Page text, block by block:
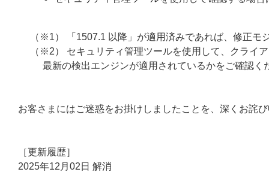
（※1） 「1507.1 以降」が適用済みであれば、修正モ
（※2） セキュリティ管理ツールを使用して、クライ
最新の検出エンジンが適用されているかをご確認く
お客さまにはご迷惑をお掛けしましたことを、深くお詫
［更新履歴］
2025年12月02日 解消